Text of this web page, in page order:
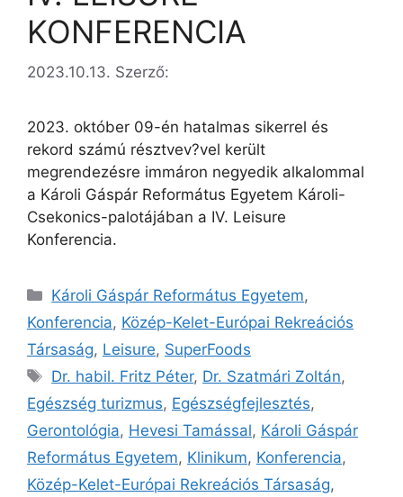
KONFERENCIA
2023.10.13. Szerző:
2023. október 09-én hatalmas sikerrel és
rekord számú résztvev?vel került
megrendezésre immáron negyedik alkalommal
a Károli Gáspár Református Egyetem Károli-
Csekonics-palotájában a IV. Leisure
Konferencia.
Károli Gáspár Református Egyetem,
Konferencia, Közép-Kelet-Európai Rekreációs
Társaság, Leisure, SuperFoods
Dr. habil. Fritz Péter, Dr. Szatmári Zoltán,
Egészség turizmus, Egészségfejlesztés,
Gerontológia, Hevesi Tamással, Károli Gáspár
Református Egyetem, Klinikum, Konferencia,
Közép-Kelet-Európai Rekreációs Társaság,